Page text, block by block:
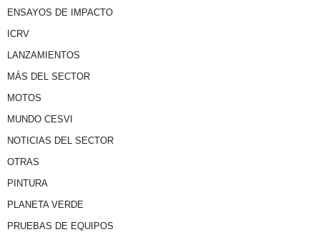
ENSAYOS DE IMPACTO
ICRV
LANZAMIENTOS
MÁS DEL SECTOR
MOTOS
MUNDO CESVI
NOTICIAS DEL SECTOR
OTRAS
PINTURA
PLANETA VERDE
PRUEBAS DE EQUIPOS